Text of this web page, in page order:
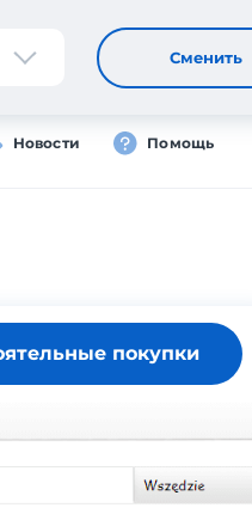
Регистрация Вход
Новости Помощь
Сменить
покупки